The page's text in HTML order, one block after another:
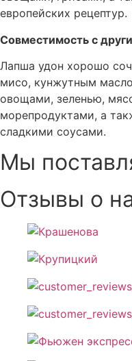
европейских рецептур.
Совместимость с
Лапша удон хорошо
мисо, кунжутным
овощами, зеленью,
морепродуктами, а
сладкими соусами.
Мы
Отзывы о